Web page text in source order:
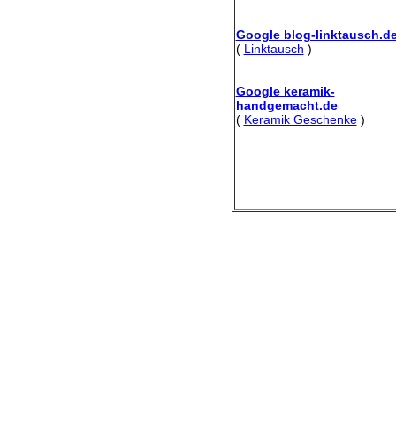
Google blog-
( Linktausch )
Google keramik-
handgemacht.de
( Keramik Geschenke)